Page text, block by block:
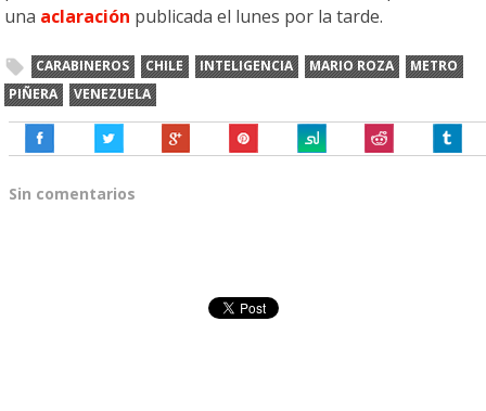
una aclaración publicada el lunes por la tarde.
CARABINEROS CHILE INTELIGENCIA MARIO ROZA
METRO
PIÑERA
VENEZUELA
Sin comentarios